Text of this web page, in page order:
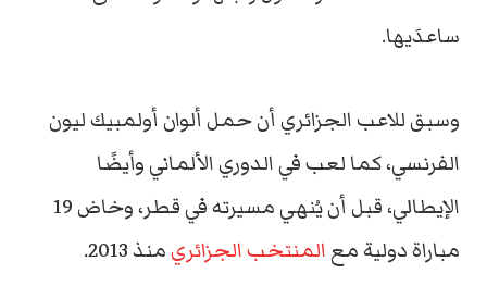
ساعدَيها.
وسبق للاعب الجزائري أن حمل ألوان أولمبيك ليون
الفرنسي، كما لعب في الدوري الألماني وأيضًا
الإيطالي، قبل أن يُنهي مسيرته في قطر، وخاض 19
مباراة دولية مع المنتخب الجزائريمنذ 2013.